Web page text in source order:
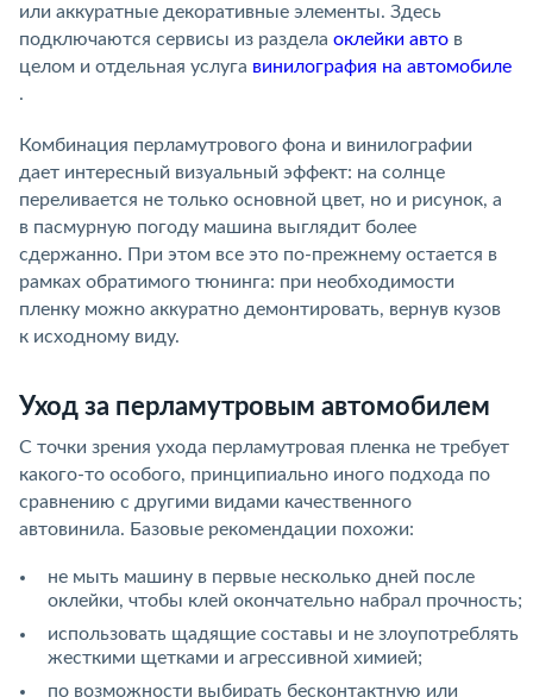
или аккуратные декоративные элементы. Здесь
подключаются сервисы из раздела оклейки авто в
целом и отдельная услуга винилография на автомобиле
.
Комбинация перламутрового фона и винилографии
дает интересный визуальный эффект: на солнце
переливается не только основной цвет, но и рисунок, а
в пасмурную погоду машина выглядит более
сдержанно. При этом все это по-прежнему остается в
рамках обратимого тюнинга: при необходимости
пленку можно аккуратно демонтировать, вернув кузов
к исходному виду.
Уход за перламутровым автомобилем
С точки зрения ухода перламутровая пленка не требует
какого-то особого, принципиально иного подхода по
сравнению с другими видами качественного
автовинила. Базовые рекомендации похожи:
не мыть машину в первые несколько дней после
оклейки, чтобы клей окончательно набрал прочность;
использовать щадящие составы и не злоупотреблять
жесткими щетками и агрессивной химией;
по возможности выбирать бесконтактную или